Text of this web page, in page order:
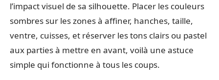
l’impact visuel de sa silhouette. Placer les couleurs
sombres sur les zones à affiner, hanches, taille,
ventre, cuisses, et réserver les tons clairs ou pastel
aux parties à mettre en avant, voilà une astuce
simple qui fonctionne à tous les coups.